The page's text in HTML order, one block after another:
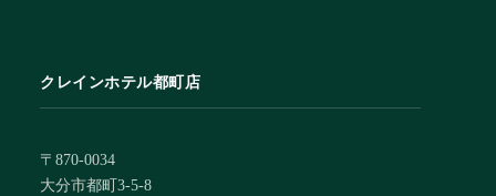
クレインホテル都町店
〒870-0034
大分市都町3-5-8